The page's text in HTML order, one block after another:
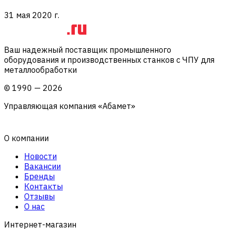
31 мая 2020 г.
Ваш надежный поставщик промышленного
оборудования и производственных станков с ЧПУ для
металлообработки
© 1990 — 2026
Управляющая компания «Абамет»
О компании
Новости
Вакансии
Бренды
Контакты
Отзывы
О нас
Интернет-магазин